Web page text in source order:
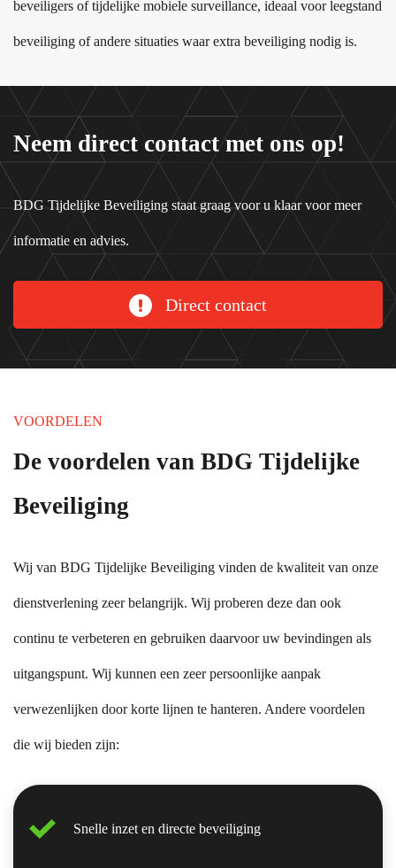
beveiligers of tijdelijke mobiele surveillance, ideaal voor leegstand
beveiliging of andere situaties waar extra beveiliging nodig is.
Neem direct contact met ons op!
BDG Tijdelijke Beveiliging staat graag voor u klaar voor meer
informatie en advies.
Direct contact
VOORDELEN
De voordelen van BDG Tijdelijke
Beveiliging
Wij van BDG Tijdelijke Beveiliging vinden de kwaliteit van onze
dienstverlening zeer belangrijk. Wij proberen deze dan ook
continu te verbeteren en gebruiken daarvoor uw bevindingen als
uitgangspunt. Wij kunnen een zeer persoonlijke aanpak
verwezenlijken door korte lijnen te hanteren. Andere voordelen
die wij bieden zijn:
Snelle inzet en directe beveiliging